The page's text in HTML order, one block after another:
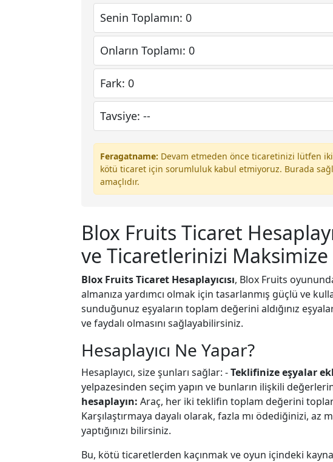
Senin Toplamın: 0
Onların Toplamı: 0
Fark: 0
Tavsiye: --
Feragatname: Devam etmeden önce ticaretinizi lütfen
kötü ticaret için sorumluluk kabul etmiyoruz. Burada
amaçlıdır.
Blox Fruits Ticaret
ve Ticaretlerinizi
Blox Fruits Ticaret Hesaplayıcısı, Blox Fruits
almanıza yardımcı olmak için tasarlanmış güçlü ve
sunduğunuz eşyaların toplam değerini aldığınız
ve faydalı olmasını sağlayabilirsiniz.
Hesaplayıcı Ne Yapar?
Hesaplayıcı, size şunları sağlar: -Teklifinize eşyalar
yelpazesinden seçim yapın ve bunların ilişkili
hesaplayın: Araç, her iki teklifin toplam değerini
Karşılaştırmaya dayalı olarak, fazla mı ödediğinizi, az
yaptığınızı bilirsiniz.
Bu, kötü ticaretlerden kaçınmak ve oyun içindeki